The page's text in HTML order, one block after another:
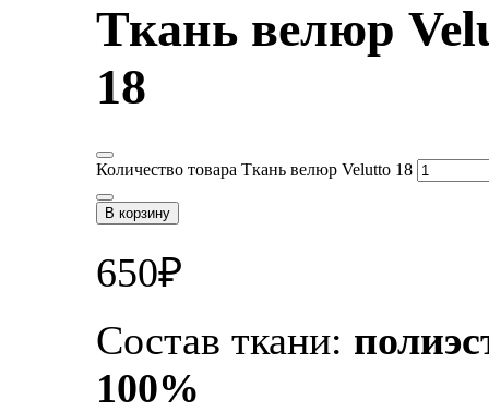
Ткань велюр
18
Количество товара Ткань велюр Velutto 18
В корзину
650₽
Состав ткани:
100%